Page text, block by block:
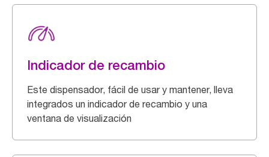
Indicador de recambio
Este dispensador, fácil de usar y mantener, lleva
integrados un indicador de recambio y una
ventana de visualización